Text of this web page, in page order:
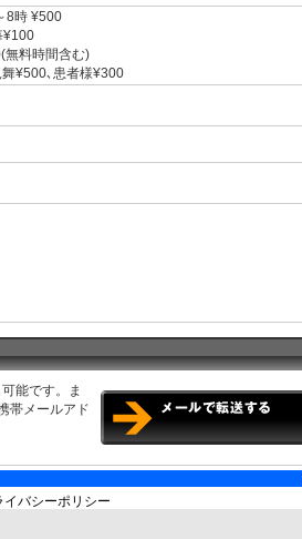
8時 ¥500
¥100
無料時間含む)
¥500､患者様¥300
能です。ま
帯メールアド
イバシーポリシー